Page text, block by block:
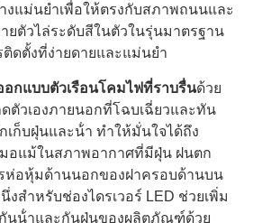
งแม่นยําเพื่อให้ตรงกับสภาพถนนและ
ยตัวไล่ระดับสีในตัวในรุ่นมาตรฐาน
ดตั้งที่ง่ายดายและแม่นยํา
อกแบบตัวเรือนโคมไฟที่ราบรื่นด้วย
ตัวเองภายนอกที่โฉบเฉี่ยวและทัน
ก็บฝุ่นและน้ํา ทําให้มั่นใจได้ถึง
อแม้ในสภาพอากาศที่มีฝุ่น ฝนตก
ห่อหุ้มด้านนอกของฝาครอบด้านบน
สําหรับช่องไดรเวอร์ LED ช่วยเพิ่ม
นน้ําและกันฝุ่นของผลิตภัณฑ์ด้วย